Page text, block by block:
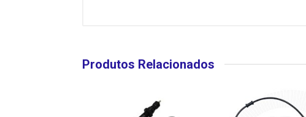
Produtos Relacionados